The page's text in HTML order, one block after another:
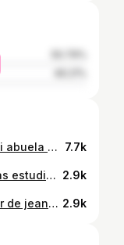
Ya sábanas pa que cobijas, dijo mi abuela 👵🏼 jajaja Ropa vintage>>> #vintageclothes #vintagefashion #oldclothes #abuela #grandmalove #ootdfashion #outfitinspiration #vintageoutfit 7.7k
Para mí yo del pasado que mientras estudiaba derecho pensaba todos los días en que pasaría si nos animáramos a perseguir nuestro sueño, bueno, lo estamos haciendo 💖 @wear_lava @sandia_sf #womanmotivation #reels #sewing 2.9k
Oye, ya vi que quieres tirar ese par de jeans viejos 👀👖 Y si mejor alargamos su tiempo de vida transformándolos en algo más? #upcycling #upcycled #slowfashion #sewing #coser #denim #bag 2.9k